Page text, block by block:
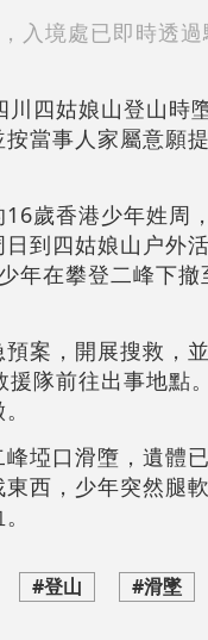
入境處已即時透
四姑娘山登山時
當事人家屬意願
歲香港少年姓周
到四姑娘山户外
年在攀登二峰下
案，開展搜救，
隊前往出事地點
埡口滑墮，遺體
西，少年突然腿
#登山 #滑墜